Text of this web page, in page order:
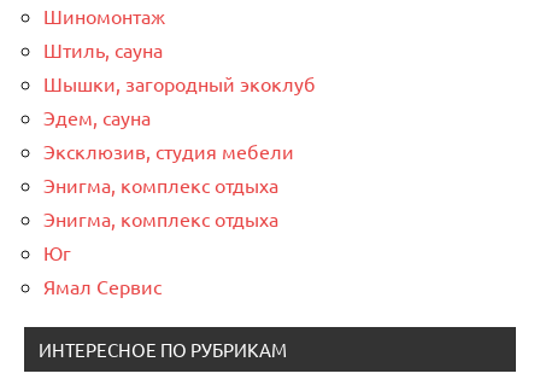
Шиномонтаж
Штиль, сауна
Шышки, загородный экоклуб
Эдем, сауна
Эксклюзив, студия мебели
Энигма, комплекс отдыха
Энигма, комплекс отдыха
Юг
Ямал Сервис
ИНТЕРЕСНОЕ ПО РУБРИКАМ